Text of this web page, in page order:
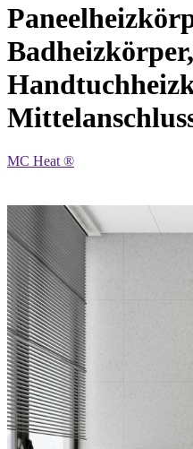
Badheizkörper,
MC Heat ®